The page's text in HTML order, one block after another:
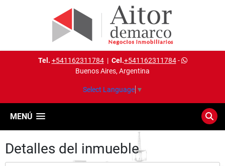
Tel. +541162311784| Cel.+541162311784-
Buenos Aires, Argentina
Select Language ▼
MENÚ
Detalles del inmueble